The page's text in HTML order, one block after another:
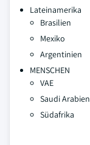
Lateinamerika
Brasilien
Mexiko
Argentinien
MENSCHEN
VAE
Saudi Arabien
Südafrika